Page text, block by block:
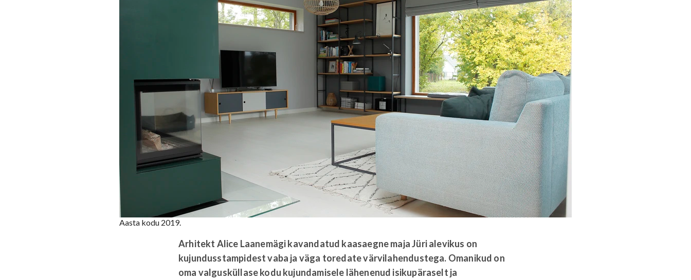
Aasta kodu 2019.
Arhitekt Alice Laanemägi kavandatud kaasaegne maja Jüri alevikus on
kujundusstampidest vaba ja väga toredate värvilahendustega. Omanikud on
oma valgusküllase kodu kujundamisele lähenenud isikupäraselt ja